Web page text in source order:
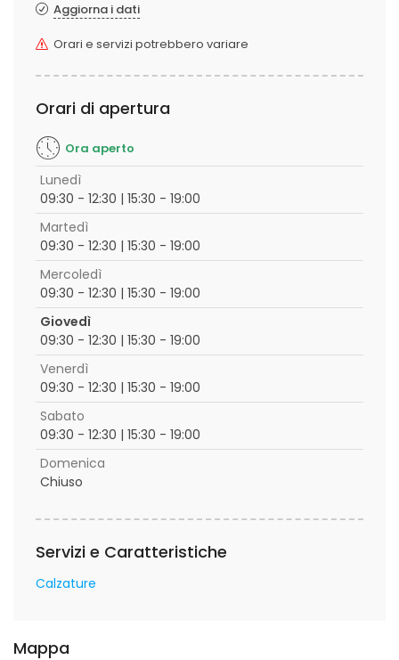
Aggiorna i dati
Orari e servizi potrebbero variare
Orari di apertura
Ora aperto
Lunedì
09:30 - 12:30 | 15:30 - 19:00
Martedì
09:30 - 12:30 | 15:30 - 19:00
Mercoledì
09:30 - 12:30 | 15:30 - 19:00
Giovedì
09:30 - 12:30 | 15:30 - 19:00
Venerdì
09:30 - 12:30 | 15:30 - 19:00
Sabato
09:30 - 12:30 | 15:30 - 19:00
Domenica
Chiuso
Servizi e Caratteristiche
Calzature
Mappa